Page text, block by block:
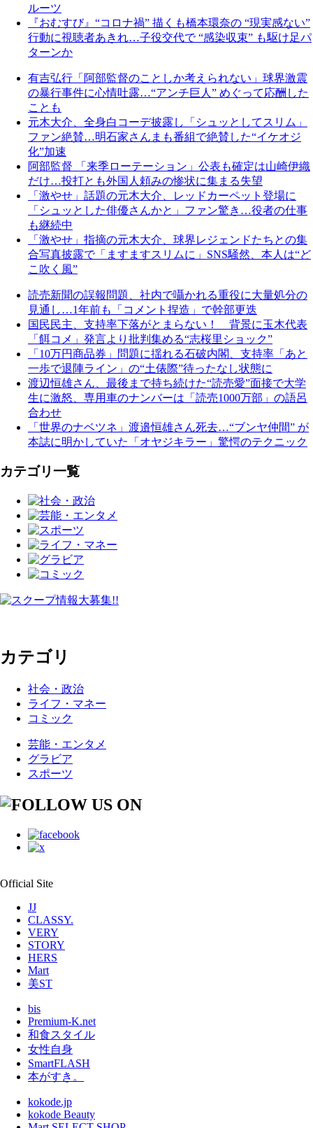
ルーツ
『おむすび』“コロナ禍” 描くも橋本環奈の “現実感ない”
行動に視聴者あきれ…子役交代で “感染収束” も駆け足パ
ターンか
有吉弘行「阿部監督のことしか考えられない」球界激震
の暴行事件に心情吐露…“アンチ巨人” めぐって応酬した
ことも
元木大介、全身白コーデ披露し「シュッとしてスリム」
ファン絶賛…明石家さんまも番組で絶賛した“イケオジ
化”加速
阿部監督 「来季ローテーション」公表も確定は山崎伊織
だけ…投打とも外国人頼みの惨状に集まる失望
「激やせ」話題の元木大介、レッドカーペット登場に
「シュッとした俳優さんかと」ファン驚き…役者の仕事
も継続中
「激やせ」指摘の元木大介、球界レジェンドたちとの集
合写真披露で「ますますスリムに」SNS騒然、本人は“ど
こ吹く風”
読売新聞の誤報問題、社内で囁かれる重役に大量処分の
見通し…1年前も「コメント捏造」で幹部更迭
国民民主、支持率下落がとまらない！ 背景に玉木代表
「餌コメ」発言より批判集める“志桜里ショック”
「10万円商品券」問題に揺れる石破内閣、支持率「あと
一歩で退陣ライン」の“土俵際”待ったなし状態に
渡辺恒雄さん、最後まで持ち続けた“読売愛”面接で大学
生に激怒、専用車のナンバーは「読売1000万部」の語呂
合わせ
「世界のナベツネ」渡邉恒雄さん死去…“ブンヤ仲間” が
本誌に明かしていた「オヤジキラー」驚愕のテクニック
カテゴリ一覧
カテゴリ
社会・政治
ライフ・マネー
コミック
芸能・エンタメ
グラビア
スポーツ
Official Site
JJ
CLASSY.
VERY
STORY
HERS
Mart
美ST
bis
Premium-K.net
和食スタイル
女性自身
SmartFLASH
本がすき。
kokode.jp
kokode Beauty